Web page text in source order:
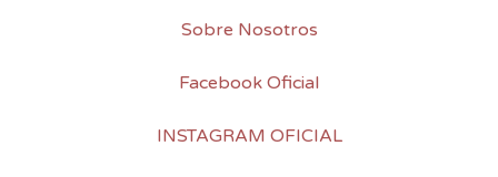
Sobre Nosotros
Facebook Oficial
INSTAGRAM OFICIAL